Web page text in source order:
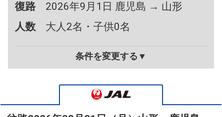
復路
2026年9月1日 鹿児島 → 山形
人数
大人2名・子供0名
条件を変更する▼